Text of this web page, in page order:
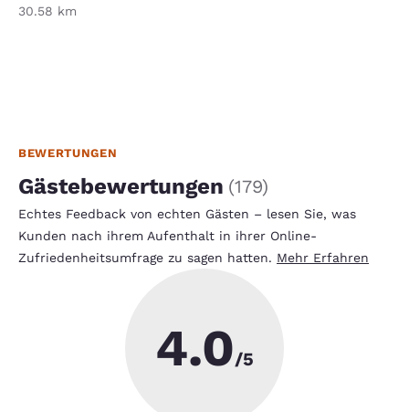
30.58 km
BEWERTUNGEN
Gästebewertungen (179)
Echtes Feedback von echten Gästen – lesen Sie, was
Kunden nach ihrem Aufenthalt in ihrer Online-
Zufriedenheitsumfrage zu sagen hatten. Mehr Erfahren
4.0/5